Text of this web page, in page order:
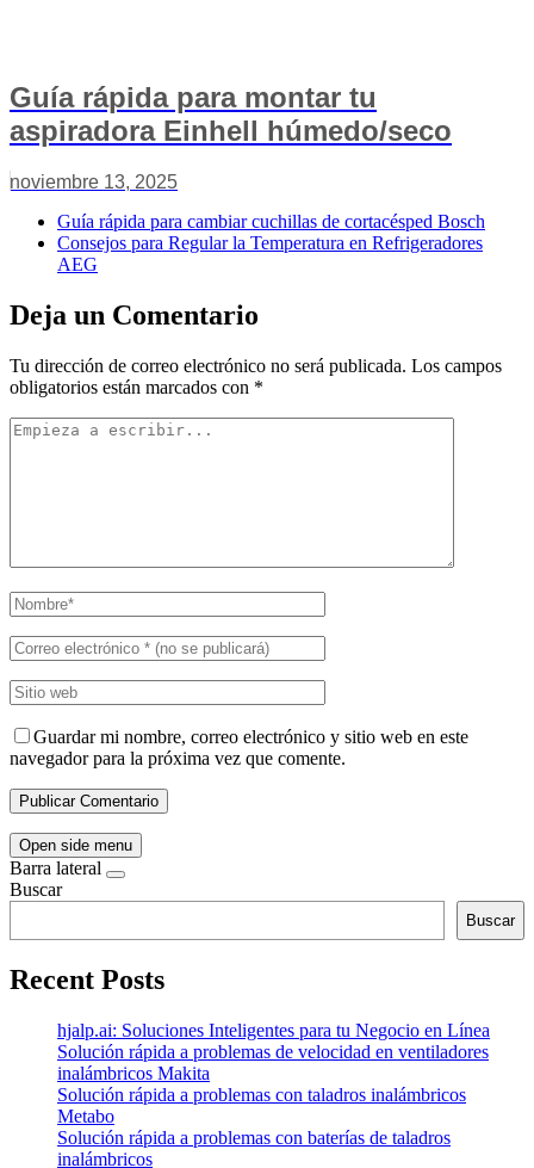
Guía rápida para montar tu
aspiradora Einhell húmedo/seco
noviembre 13, 2025
Guía rápida para cambiar cuchillas de cortacésped Bosch
Consejos para Regular la Temperatura en Refrigeradores
AEG
Deja un Comentario
Tu dirección de correo electrónico no será publicada. Los campos
obligatorios están marcados con *
Guardar mi nombre, correo electrónico y sitio web en este
navegador para la próxima vez que comente.
Open side menu
Barra lateral
Buscar
Buscar
Recent Posts
hjalp.ai: Soluciones Inteligentes para tu Negocio en Línea
Solución rápida a problemas de velocidad en ventiladores
inalámbricos Makita
Solución rápida a problemas con taladros inalámbricos
Metabo
Solución rápida a problemas con baterías de taladros
inalámbricos